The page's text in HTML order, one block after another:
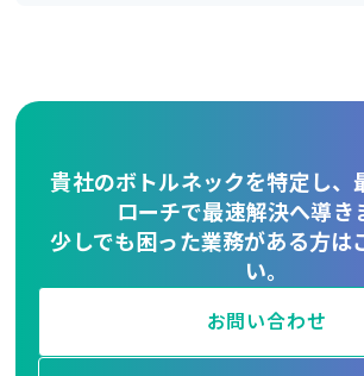
貴社のボトルネックを特定し、
ローチで最速解決へ導き
少しでも困った業務がある方は
い。
お問い合わせ